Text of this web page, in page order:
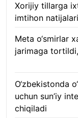
Xorijiy tillarga
imtihon
Meta o‘smirlar
jarimaga
O‘zbekistonda
uchun sun’iy
chiqiladi